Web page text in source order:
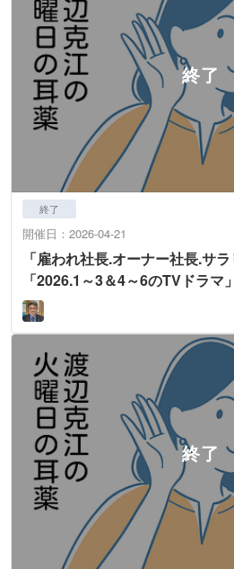
終了
開催日：2026-04-21
「雇われ社長.オーナー社長.サ
「2026.1～3＆4～6のTVドラマ